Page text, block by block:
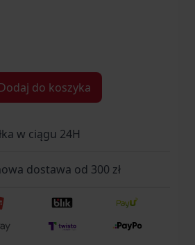
do koszyka
w ciągu 24H
dostawa od 300 zł